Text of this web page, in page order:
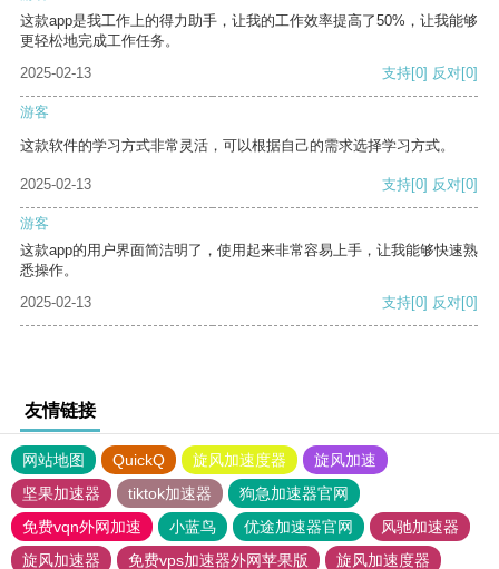
这款app是我工作上的得力助手，让我的工作效率提高了50%，让我能够
更轻松地完成工作任务。
2025-02-13
支持[0] 反对[0]
游客
这款软件的学习方式非常灵活，可以根据自己的需求选择学习方式。
2025-02-13 支持[0] 反对[0]
游客
这款app的用户界面简洁明了，使用起来非常容易上手，让我能够快速熟
悉操作。
2025-02-13
支持[0] 反对[0]
友情链接
网站地图 QuickQ 旋风加速度器
旋风加速
坚果加速器
tiktok加速器
狗急加速器官网
免费vqn外网加速
小蓝鸟 优途加速器官网
风驰加速器
旋风加速器
免费vps加速器外网苹果版 旋风加速度器